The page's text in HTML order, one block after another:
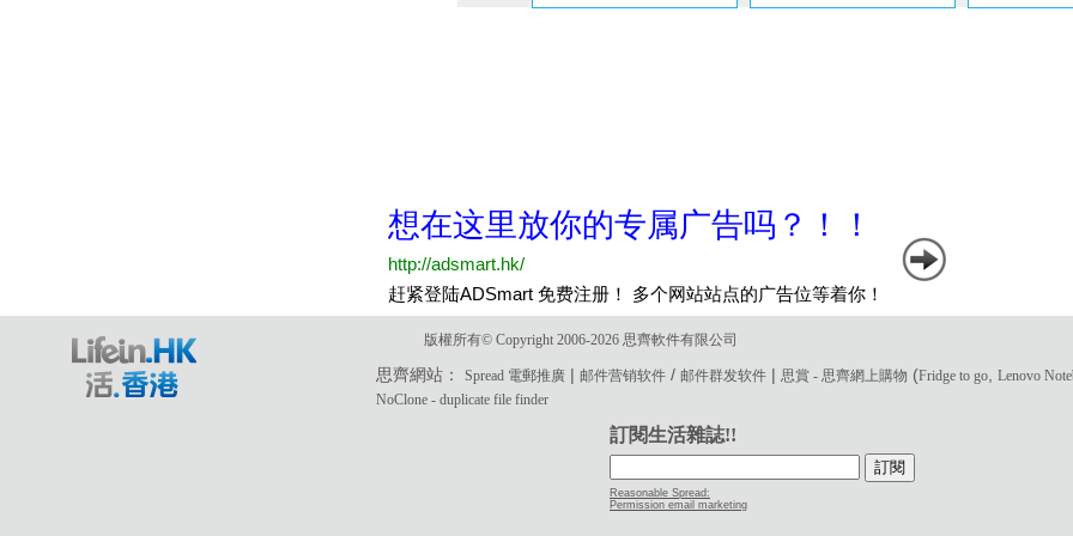
版權所有© Copyright 2006-2026 思齊軟件有限公司
思齊網站：Spread 電郵推廣 |邮件营销软件 /邮件群发软件 | 思賞 - 思齊網上購物 (Fridge to go ,Lenovo
NoClone - duplicate file finder